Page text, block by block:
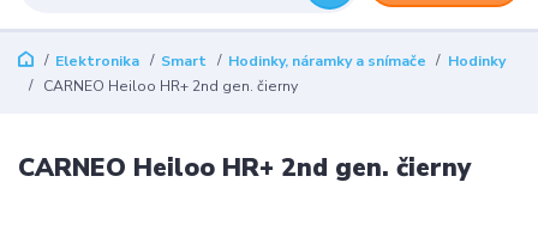
Elektronika Smart Hodinky, náramky a snímače
Hodinky
CARNEO Heiloo HR+ 2nd gen. čierny
CARNEO Heiloo HR+ 2nd gen. čierny